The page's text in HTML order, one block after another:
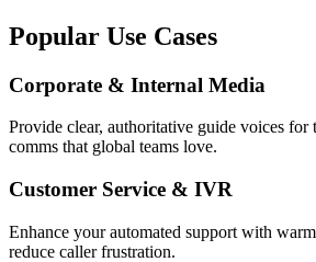
Popular Use Cases
Corporate & Internal Media
Provide clear, authoritative guide voices for
comms that global teams love.
Customer Service & IVR
Enhance your automated support with
reduce caller frustration.